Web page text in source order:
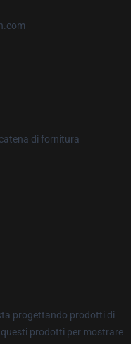
di fornitura
progettando prodotti di
prodotti per mostrare